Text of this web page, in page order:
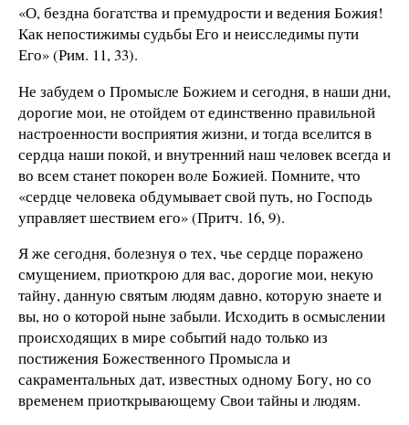
«О, бездна богатства и премудрости и ведения Божия!
Как непостижимы судьбы Его и неисследимы пути
Его» (Рим. 11, 33).
Не забудем о Промысле Божием и сегодня, в наши дни,
дорогие мои, не отойдем от единственно правильной
настроенности восприятия жизни, и тогда вселится в
сердца наши покой, и внутренний наш человек всегда и
во всем станет покорен воле Божией. Помните, что
«сердце человека обдумывает свой путь, но Господь
управляет шествием его» (Притч. 16, 9).
Я же сегодня, болезнуя о тех, чье сердце поражено
смущением, приоткрою для вас, дорогие мои, некую
тайну, данную святым людям давно, которую знаете и
вы, но о которой ныне забыли. Исходить в осмыслении
происходящих в мире событий надо только из
постижения Божественного Промысла и
сакраментальных дат, известных одному Богу, но со
временем приоткрывающему Свои тайны и людям.